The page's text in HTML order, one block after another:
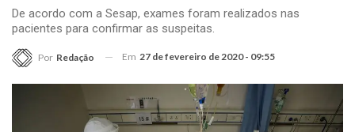
De acordo com a Sesap, exames foram realizados nas
pacientes para confirmar as suspeitas.
Por Redação Em 27 de fevereiro de 2020 - 09:55